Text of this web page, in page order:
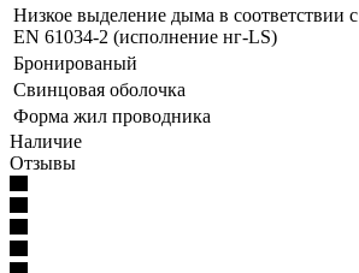
Низкое выделение дыма в соответствии с
EN 61034-2 (исполнение нг-LS)
Бронированый
Свинцовая оболочка
Форма жил проводника
Наличие
Отзывы